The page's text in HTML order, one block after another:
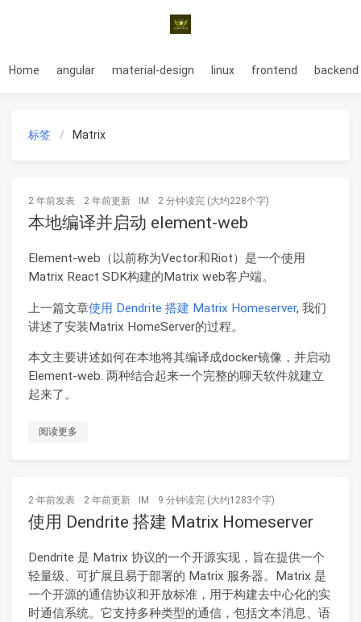
Home angular material-design linux frontend backend
标签 Matrix
2 年前发表 2 年前更新 IM 2 分钟读完 (大约228个字)
本地编译并启动 element-web
Element-web（以前称为Vector和Riot）是一个使用
Matrix React SDK构建的Matrix web客户端。
上一篇文章使用 Dendrite 搭建 Matrix Homeserver, 我们
讲述了安装Matrix HomeServer的过程。
本文主要讲述如何在本地将其编译成docker镜像，并启动
Element-web. 两种结合起来一个完整的聊天软件就建立
起来了。
阅读更多
2 年前发表 2 年前更新 IM 9 分钟读完 (大约1283个字)
使用 Dendrite 搭建 Matrix Homeserver
Dendrite 是 Matrix 协议的一个开源实现，旨在提供一个
轻量级、可扩展且易于部署的 Matrix 服务器。Matrix 是
一个开源的通信协议和开放标准，用于构建去中心化的实
时通信系统。它支持多种类型的通信，包括文本消息、语